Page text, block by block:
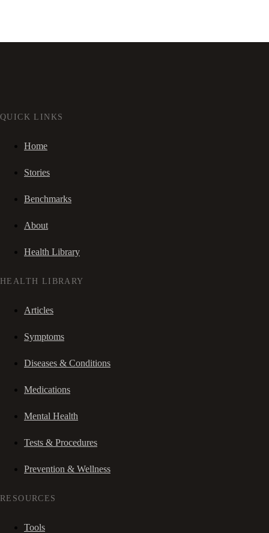
QUICK LINKS
Home
Stories
Benchmarks
About
Health Library
HEALTH LIBRARY
Articles
Symptoms
Diseases & Conditions
Medications
Mental Health
Tests & Procedures
Prevention & Wellness
RESOURCES
Tools